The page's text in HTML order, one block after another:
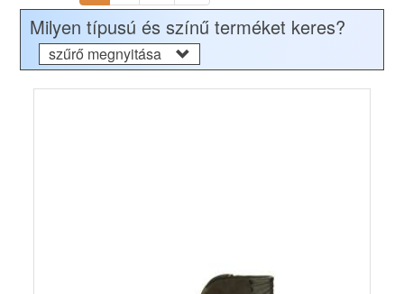
Milyen típusú és színű terméket keres?
szűrő megnyitása